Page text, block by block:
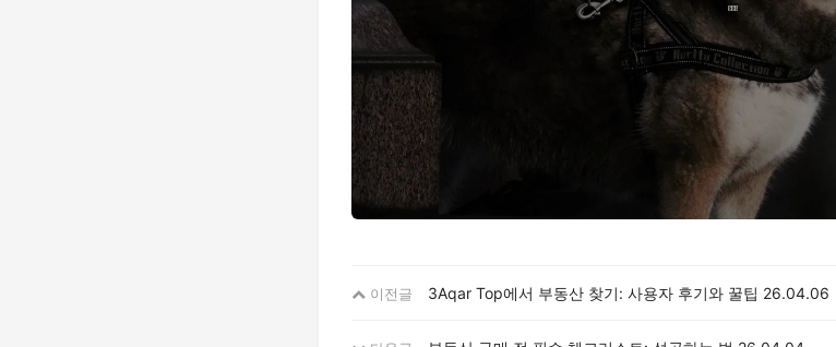
이전글 3Aqar Top에서 부동산 찾기: 사용자 후기와 꿀팁 26.04.06